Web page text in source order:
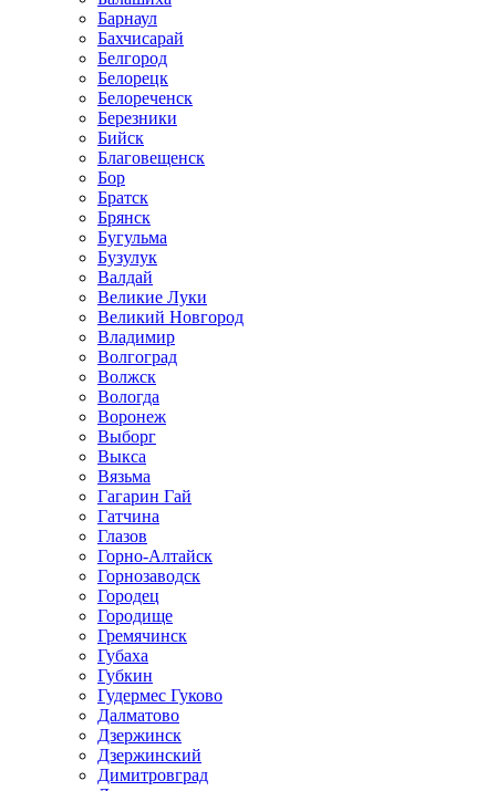
Барнаул
Бахчисарай
Белгород
Белорецк
Белореченск
Березники
Бийск
Благовещенск
Бор
Братск
Брянск
Бугульма
Бузулук
Валдай
Великие Луки
Великий Новгород
Владимир
Волгоград
Волжск
Вологда
Воронеж
Выборг
Выкса
Вязьма
Гагарин Гай
Гатчина
Глазов
Горно-Алтайск
Горнозаводск
Городец
Городище
Гремячинск
Губаха
Губкин
Гудермес Гуково
Далматово
Дзержинск
Дзержинский
Димитровград